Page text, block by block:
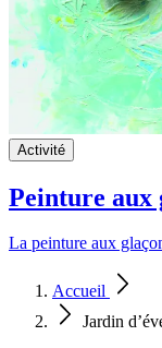
Activité
Peinture aux
La peinture aux
Accueil
Jardin